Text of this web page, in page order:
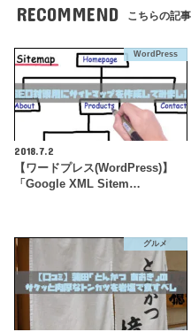
RECOMMEND こちらの記
WordPress
2018.7.2
【ワードプレス(WordPress)】
「Google XML Sitem…
グルメ